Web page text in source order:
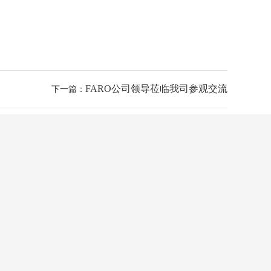
下一篇： FARO公司领导莅临我司参观交流